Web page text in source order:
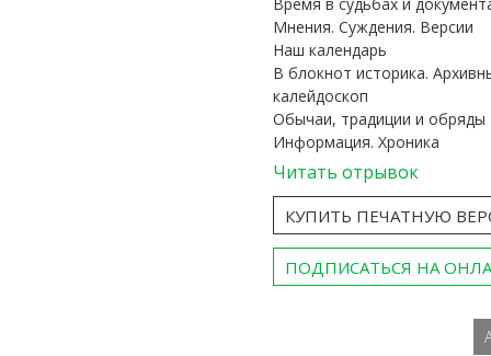
Мнения. Суждения. Версии
Наш календарь
В блокнот историка.
калейдоскоп
Обычаи, традиции и обряды
Информация. Хроника
Читать отрывок
КУПИТЬ ПЕЧАТНУЮ
ПОДПИСАТЬСЯ НА